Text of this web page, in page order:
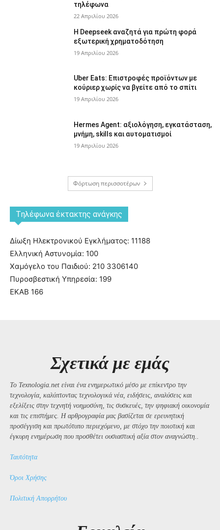
τηλέφωνα
22 Απριλίου 2026
Η Deepseek αναζητά για πρώτη φορά
εξωτερική χρηματοδότηση
19 Απριλίου 2026
Uber Eats: Επιστροφές προϊόντων με
κούριερ χωρίς να βγείτε από το σπίτι
19 Απριλίου 2026
Hermes Agent: αξιολόγηση, εγκατάσταση,
μνήμη, skills και αυτοματισμοί
19 Απριλίου 2026
Φόρτωση περισσοτέρων
Tηλέφωνα έκτακτης ανάγκης
Δίωξη Ηλεκτρονικού Εγκλήματος: 11188
Ελληνική Αστυνομία: 100
Χαμόγελο του Παιδιού: 210 3306140
Πυροσβεστική Υπηρεσία: 199
ΕΚΑΒ 166
Σχετικά με εμάς
Το Texnologia.net είναι ένα ενημερωτικό μέσο με επίκεντρο την
τεχνολογία, καλύπτοντας τεχνολογικά νέα, ειδήσεις, αναλύσεις και
εξελίξεις στην τεχνητή νοημοσύνη, τις συσκευές, την ψηφιακή οικονομία
και τις επιστήμες. Η αρθρογραφία μας βασίζεται σε ερευνητική
προσέγγιση και πρωτότυπο περιεχόμενο, με στόχο την ποιοτική και
έγκυρη ενημέρωση που προσθέτει ουσιαστική αξία στον αναγνώστη..
Ταυτότητα
Όροι Χρήσης
Πολιτική Απορρήτου